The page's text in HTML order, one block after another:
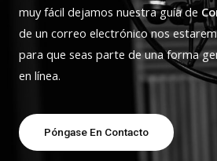
muy fácil dejamos nuestra guía de
de un correo electrónico nos
para que seas parte de una forma
en línea.
Póngase En Contacto